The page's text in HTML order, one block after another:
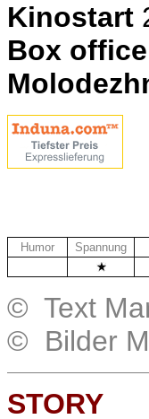
Kinostart
Box
Humor Spannung
© Text
© Bilder
STORY